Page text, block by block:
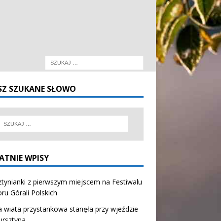
SZUKANE SŁOWO
WPISY
z pierwszym miejscem na Festiwalu
Górali Polskich
wiata przystankowa stanęła przy wjeździe